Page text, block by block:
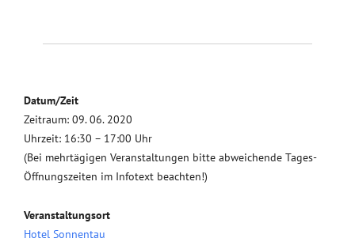
Datum/Zeit
Zeitraum: 09. 06. 2020
Uhrzeit: 16:30 – 17:00 Uhr
(Bei mehrtägigen Veranstaltungen bitte abweichende Tages-
Öffnungszeiten im Infotext beachten!)
Veranstaltungsort
Hotel Sonnentau